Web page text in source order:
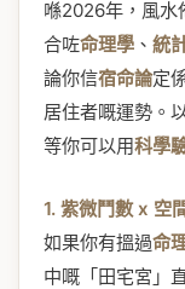
喺2026年，風水
合咗命理學 、 統
論你信宿命論定
居住者嘅運勢。
等你可以用科學
1. 紫微鬥數 x 空
如果你有搵過命
中嘅「田宅宮」